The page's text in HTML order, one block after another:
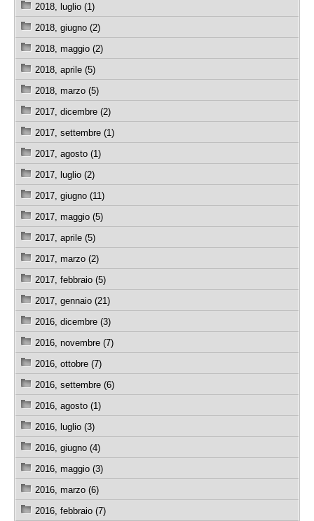
2018, luglio (1)
2018, giugno (2)
2018, maggio (2)
2018, aprile (5)
2018, marzo (5)
2017, dicembre (2)
2017, settembre (1)
2017, agosto (1)
2017, luglio (2)
2017, giugno (11)
2017, maggio (5)
2017, aprile (5)
2017, marzo (2)
2017, febbraio (5)
2017, gennaio (21)
2016, dicembre (3)
2016, novembre (7)
2016, ottobre (7)
2016, settembre (6)
2016, agosto (1)
2016, luglio (3)
2016, giugno (4)
2016, maggio (3)
2016, marzo (6)
2016, febbraio (7)